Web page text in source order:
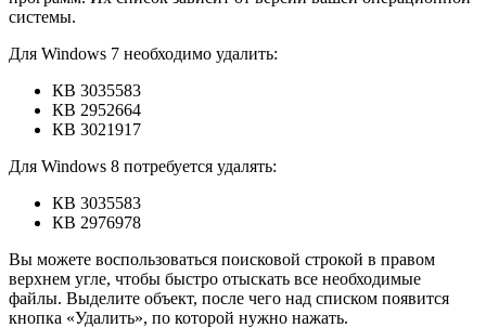
системы.
Для Windows 7 необходимо удалить:
КВ 3035583
КВ 2952664
КВ 3021917
Для Windows 8 потребуется удалять:
КВ 3035583
КВ 2976978
Вы можете воспользоваться поисковой строкой в правом
верхнем угле, чтобы быстро отыскать все необходимые
файлы. Выделите объект, после чего над списком появится
кнопка «Удалить», по которой нужно нажать.